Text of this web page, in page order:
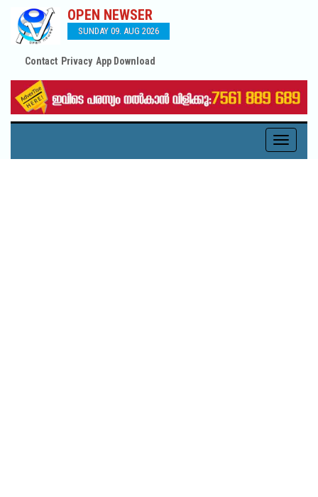
OPEN NEWSER
SUNDAY 09. AUG 2026
Contact Privacy App Download
Toggle